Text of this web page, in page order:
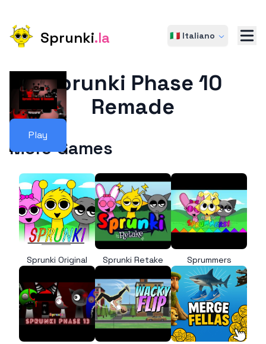
Sprunki.la 🇮🇹 Italiano
Play
Sprunki Phase 10
Remade
More Games
Sprunki Original Sprunki Retake Sprummers